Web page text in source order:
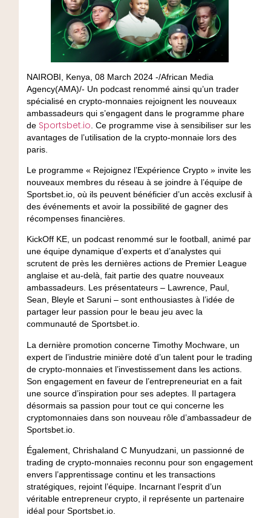
NAIROBI, Kenya, 08 March 2024 -/African Media
Agency(AMA)/- Un podcast renommé ainsi qu’un trader
spécialisé en crypto-monnaies rejoignent les nouveaux
ambassadeurs qui s’engagent dans le programme phare
de Sportsbet.io . Ce programme vise à sensibiliser sur les
avantages de l’utilisation de la crypto-monnaie lors des
paris.
Le programme « Rejoignez l’Expérience Crypto » invite les
nouveaux membres du réseau à se joindre à l’équipe de
Sportsbet.io, où ils peuvent bénéficier d’un accès exclusif à
des événements et avoir la possibilité de gagner des
récompenses financières.
KickOff KE, un podcast renommé sur le football, animé par
une équipe dynamique d’experts et d’analystes qui
scrutent de près les dernières actions de Premier League
anglaise et au-delà, fait partie des quatre nouveaux
ambassadeurs. Les présentateurs – Lawrence, Paul,
Sean, Bleyle et Saruni – sont enthousiastes à l’idée de
partager leur passion pour le beau jeu avec la
communauté de Sportsbet.io.
La dernière promotion concerne Timothy Mochware, un
expert de l’industrie minière doté d’un talent pour le trading
de crypto-monnaies et l’investissement dans les actions.
Son engagement en faveur de l’entrepreneuriat en a fait
une source d’inspiration pour ses adeptes. Il partagera
désormais sa passion pour tout ce qui concerne les
cryptomonnaies dans son nouveau rôle d’ambassadeur de
Sportsbet.io.
Également, Chrishaland C Munyudzani, un passionné de
trading de crypto-monnaies reconnu pour son engagement
envers l’apprentissage continu et les transactions
stratégiques, rejoint l’équipe. Incarnant l’esprit d’un
véritable entrepreneur crypto, il représente un partenaire
idéal pour Sportsbet.io.